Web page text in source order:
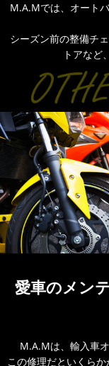
M.A.Mでは、オート
シーズン前の整備チ
トアなど、
愛車のメン
M.A.Mは、輸入車
この修理だといくら